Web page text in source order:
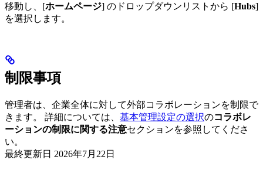
移動し、[ホームページ] のドロップダウンリストから [Hubs]
を選択します。
制限事項
管理者は、企業全体に対して外部コラボレーションを制限で
きます。 詳細については、 基本管理設定の選択のコラボレ
ーションの制限に関する注意セクションを参照してくださ
い。
最終更新日 2026年7月22日